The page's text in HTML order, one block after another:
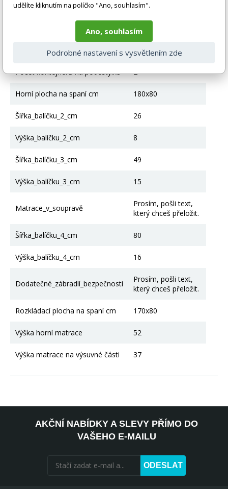
Včetně rámu Ano
Válcované, dřevěné
Kontejner na lůžkoviny Ano
Počet kontejnerů na podestýlku 2
Horní plocha na spaní cm 180x80
Šířka_balíčku_2_cm 26
Výška_balíčku_2_cm 8
Šířka_balíčku_3_cm 49
Výška_balíčku_3_cm 15
Matrace_v_soupravě
Prosím, pošli text,
který chceš přeložit.
Šířka_balíčku_4_cm 80
Výška_balíčku_4_cm 16
Dodatečné_zábradlí_bezpečnosti
Prosím, pošli text,
který chceš přeložit.
Rozkládací plocha na spaní cm 170x80
Výška horní matrace 52
Výška matrace na výsuvné části 37
AKČNÍ NABÍDKY A SLEVY PŘÍMO DO
VAŠEHO E-MAILU
ODESLAT
udělíte kliknutím na políčko "Ano, souhlasím".
Ano, souhlasím
Podrobné nastavení s vysvětlením zde